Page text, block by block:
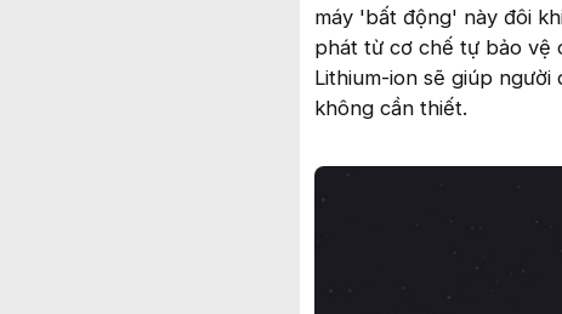
máy 'bất động' này đôi
phát từ cơ chế tự bảo vệ
Lithium-ion sẽ giúp
không cần thiết.